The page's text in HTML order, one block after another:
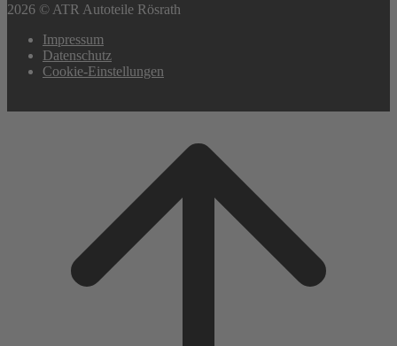
2026 © ATR Autoteile Rösrath
Impressum
Datenschutz
Cookie-Einstellungen